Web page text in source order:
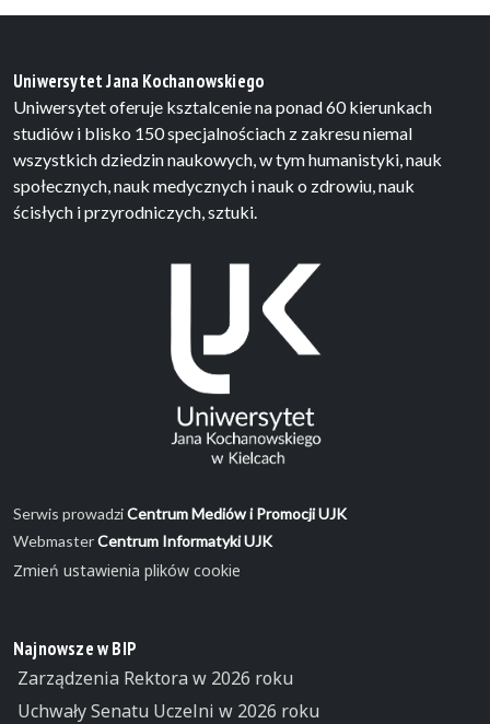
Uniwersytet Jana Kochanowskiego
Uniwersytet oferuje ksztalcenie na ponad 60 kierunkach
studiów i blisko 150 specjalnościach z zakresu niemal
wszystkich dziedzin naukowych, w tym humanistyki, nauk
społecznych, nauk medycznych i nauk o zdrowiu, nauk
ścisłych i przyrodniczych, sztuki.
Serwis prowadziCentrum Mediów i Promocji UJK
WebmasterCentrum Informatyki UJK
Zmień ustawienia plików cookie
Najnowsze w BIP
Zarządzenia Rektora w 2026 roku
Uchwały Senatu Uczelni w 2026 roku